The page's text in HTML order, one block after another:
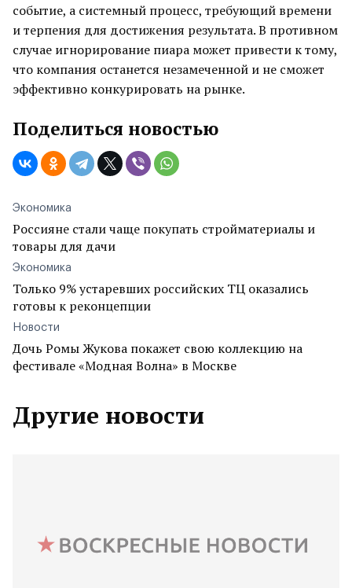
событие, а системный процесс, требующий времени
и терпения для достижения результата. В противном
случае игнорирование пиара может привести к тому,
что компания останется незамеченной и не сможет
эффективно конкурировать на рынке.
Поделиться новостью
Экономика
Россияне стали чаще покупать стройматериалы и
товары для дачи
Экономика
Только 9% устаревших российских ТЦ оказались
готовы к реконцепции
Новости
Дочь Ромы Жукова покажет свою коллекцию на
фестивале «Модная Волна» в Москве
Другие новости